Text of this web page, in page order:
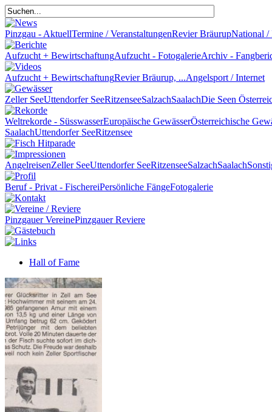
Pinzgau - AktuellTermine / VeranstaltungenRevier BräurupNational /
Aufzucht + BewirtschaftungAufzucht - FotogalerieArchiv -
Aufzucht + BewirtschaftungRevier Bräurup, ...Angelsport / Internet
Zeller SeeUttendorfer SeeRitzenseeSalzachSaalachDie Seen
Weltrekorde - SüsswasserEuropäische GewässerÖsterreichische
SaalachUttendorfer SeeRitzensee
AngelreisenZeller SeeUttendorfer SeeRitzenseeSalzachSaalach
Beruf - Privat - FischereiPersönliche FängeFotogalerie
Pinzgauer VereinePinzgauer Reviere
Hall of Fame